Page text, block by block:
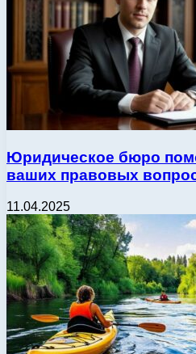
Юридическое бюро
ваших правовых
11.04.2025